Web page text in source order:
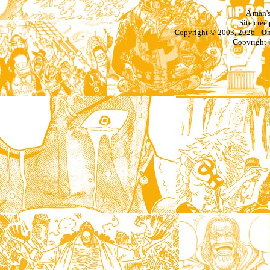
A
Site créé
Copyright © 2003, 2026 - O
Copyright